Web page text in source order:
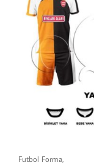
Futbol Forma,